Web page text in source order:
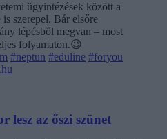
ügyintézések között a
szerepel. Bár elsőre
lépésből megvan – most
folyamaton.😉
#neptun #eduline #foryou
lesz az őszi szünet